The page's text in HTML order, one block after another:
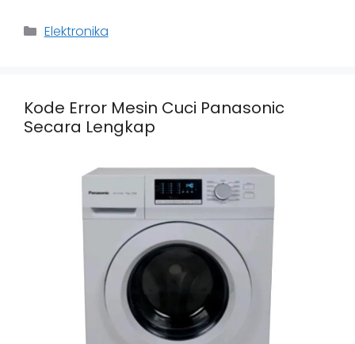
Categories
Elektronika
Kode Error Mesin Cuci Panasonic
Secara Lengkap